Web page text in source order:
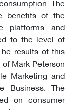
benefits of the
platforms and
to the level of
results of this
Mark Peterson
Marketing and
Business. The
on consumer